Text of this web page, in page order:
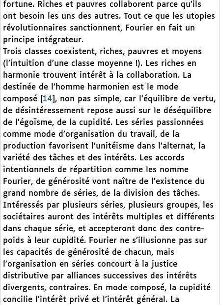
fortune. Riches et pauvres collaborent parce qu’ils
ont besoin les uns des autres. Tout ce que les utopies
révolutionnaires sanctionnent, Fourier en fait un
principe intégrateur.
Trois classes coexistent, riches, pauvres et moyens
(l’intuition d’une classe moyenne !). Les riches en
harmonie trouvent intérêt à la collaboration. La
destinée de l’homme harmonien est le mode
composé
14 , non pas simple, car l’équilibre de vertu,
de désintéressement repose aussi sur le déséquilibre
de l’égoïsme, de la cupidité. Les séries passionnées
comme mode d’organisation du travail, de la
production favorisent l’unitéisme dans l’alternat, la
variété des tâches et des intérêts. Les accords
intentionnels de répartition comme les nomme
Fourier, de générosité vont naître de l’existence du
grand nombre de séries, de la division des tâches.
Intéressés par plusieurs séries, plusieurs groupes, les
sociétaires auront des intérêts multiples et différents
dans chaque série, et accepteront donc des contre-
poids à leur cupidité. Fourier ne s’illusionne pas sur
les capacités de générosité de chacun, mais
l’organisation en séries concourt à la justice
distributive par alliances successives des intérêts
divergents, contraires. En mode composé, la cupidité
concilie l’intérêt privé et l’intérêt général. La